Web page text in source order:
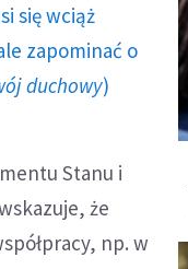
się wciąż
zapominać o
duchowy)
Stanu i
że
np. w